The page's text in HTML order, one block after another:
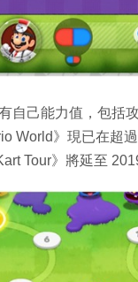
自己能力值，包括
World》現已在超
Tour》將延至